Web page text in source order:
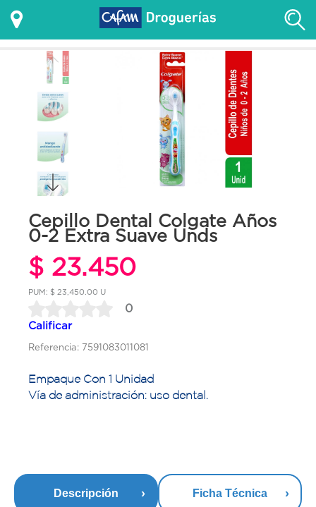
Cepillo Dental Colgate Años
0-2 Extra Suave Unds
$ 23.450
PUM: $ 23,450.00 U
0
Calificar
Referencia: 7591083011081
Empaque Con 1 Unidad
Vía de administración: uso dental.
Descripción Ficha Técnica